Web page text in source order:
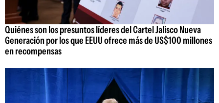
Quiénes son los presuntos líderes del Cartel Jalisco Nueva
Generación por los que EEUU ofrece más de US$100 millones
en recompensas